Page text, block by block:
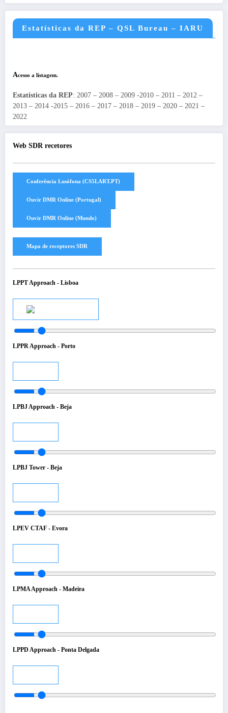
Estatísticas da REP – QSL Bureau – IARU
Acesso a listagem.
Estatísticas da REP: 2007 – 2008 – 2009 -2010 – 2011 – 2012 –
2013 – 2014 -2015 – 2016 – 2017 – 2018 – 2019 – 2020 – 2021 –
2022
Web SDR recetores
LPPT Approach - Lisboa
LPPR Approach - Porto
LPBJ Approach - Beja
LPBJ Tower - Beja
LPEV CTAF - Evora
LPMA Approach - Madeira
LPPD Approach - Ponta Delgada